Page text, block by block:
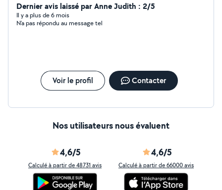
Dernier avis laissé par Anne Judith : 2/5
Il y a plus de 6 mois
N’a pas répondu au message tel
Voir le profil Contacter
Nos utilisateurs nous évaluent
4,6/5
Calculé à partir de 48731 avis
4,6/5
Calculé à partir de 66000 avis